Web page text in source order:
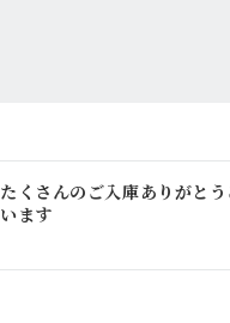
たくさんのご入庫ありがと
います